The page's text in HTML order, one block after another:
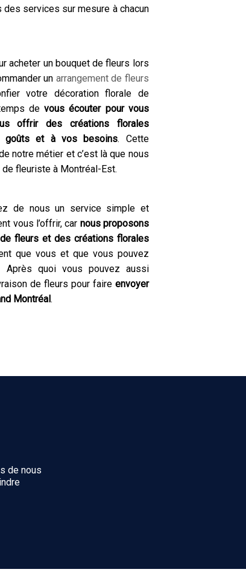
services sur mesure à chacun
acheter un bouquet de fleurs lors
un arrangement de fleurs
votre décoration florale de
devous écouter pour vous
offrir des créations florales
goûts et à vos besoins. Cette
notre métier et c’est là que nous
fleuriste à Montréal-Est.
de nous un service simple et
vous l’offrir, car nous proposons
fleurs et des créations florales
que vous et que vous pouvez
Après quoi vous pouvez aussi
de fleurs pour faire envoyer
Montréal.
de nous